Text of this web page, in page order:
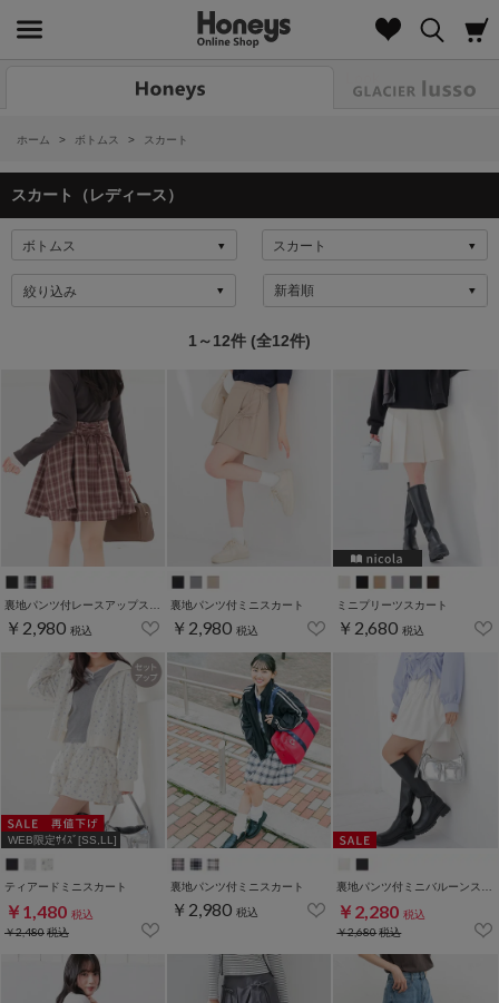
ホーム > ボトムス > スカート
スカート（レディース）
絞り込み
1～12件 (全12件)
￥2,980 税込
裏地パンツ付ミニスカート
￥2,980 税込
ミニプリーツスカート
￥2,680 税込
WEB限定ｻｲｽﾞ[SS,LL]
ティアードミニスカート
￥1,480 税込
￥2,480税込
裏地パンツ付ミニスカート
￥2,980 税込 ￥2,280 税込
￥2,680税込